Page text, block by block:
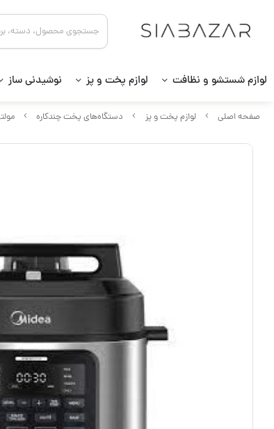
لوازم شستشو و نظافت لوازم پخت و پز نوشیدنی ساز
صفحه اصلی لوازم پخت و پز دستگاه‌های پخت چندکاره